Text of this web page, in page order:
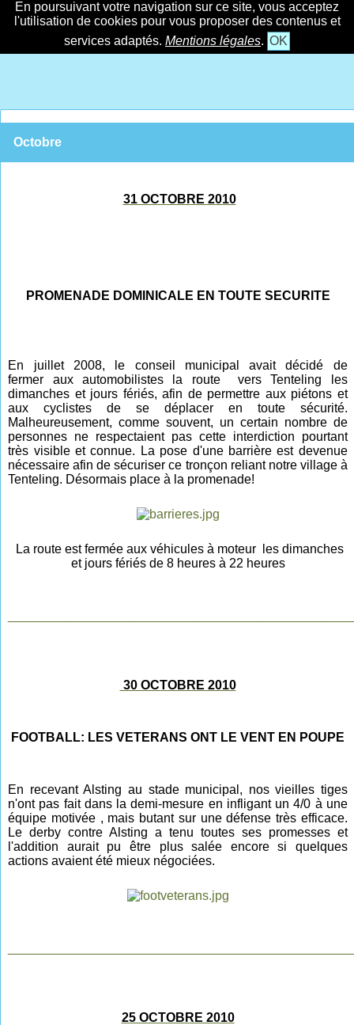
En poursuivant votre navigation sur ce site, vous acceptez
l'utilisation de cookies pour vous proposer des contenus et
services adaptés. Mentions légales. OK
Octobre
31 OCTOBRE 2010
PROMENADE DOMINICALE EN TOUTE SECURITE
En juillet 2008, le conseil municipal avait décidé de
fermer aux automobilistes la route vers Tenteling
les
dimanches et jours fériés, afin de permettre aux piétons et
aux cyclistes de se déplacer en toute sécurité.
Malheureusement, comme souvent, un certain nombre de
personnes ne respectaient pas cette interdiction pourtant
très visible et connue. La pose d'une barrière est devenue
nécessaire afin de sécuriser ce tronçon reliant notre village à
Tenteling. Désormais place à la promenade!
La route est fermée aux véhicules à moteur les dimanches
et jours fériés de 8 heures à 22 heures
30 OCTOBRE 2010
FOOTBALL: LES VETERANS ONT LE VENT EN POUPE
En recevant Alsting au stade municipal, nos vieilles tiges
n'ont pas fait dans la demi-mesure en infligant un 4/0 à une
équipe motivée , mais butant sur une défense très efficace.
Le derby contre Alsting a tenu toutes ses promesses et
l'addition aurait pu être plus salée encore si quelques
actions avaient été mieux négociées.
25 OCTOBRE 2010